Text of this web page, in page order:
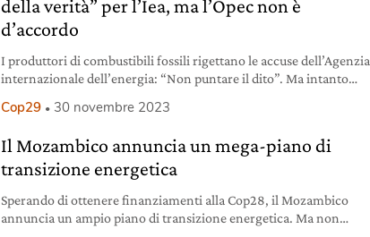
della verità” per l’Iea, ma l’Opec non è
d’accordo
I produttori di combustibili fossili rigettano le accuse dell’Agenzia
internazionale dell’energia: “Non puntare il dito”. Ma intanto
Cop29 30 novembre 2023
Il Mozambico annuncia un mega-piano di
transizione energetica
Sperando di ottenere finanziamenti alla Cop28, il Mozambico
annuncia un ampio piano di transizione energetica. Ma non